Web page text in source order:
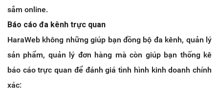
sắm online.
Báo cáo đa kênh trực quan
HaraWeb không những giúp bạn đồng bộ đa kênh, quản lý
sản phẩm, quản lý đơn hàng mà còn giúp bạn thống kê
báo cáo trực quan để đánh giá tình hình kinh doanh chính
xác: